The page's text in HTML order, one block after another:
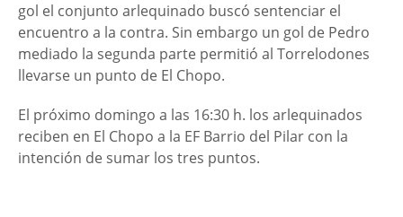
gol el conjunto arlequinado buscó sentenciar el
encuentro a la contra. Sin embargo un gol de Pedro
mediado la segunda parte permitió al Torrelodones
llevarse un punto de El Chopo.
El próximo domingo a las 16:30 h. los arlequinados
reciben en El Chopo a la EF Barrio del Pilar con la
intención de sumar los tres puntos.